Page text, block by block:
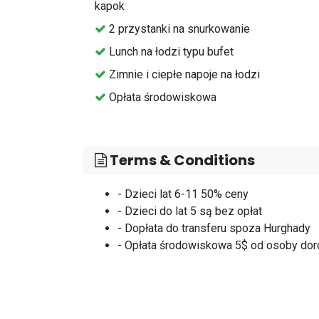
kapok
⁠2 przystanki na snurkowanie
Lunch na łodzi typu bufet
⁠Zimnie i ciepłe napoje na łodzi
⁠Opłata środowiskowa
Terms & Conditions
- Dzieci lat 6-11 50% ceny
- Dzieci do lat 5 są bez opłat
- Dopłata do transferu spoza Hurghady
- Opłata środowiskowa 5$ od osoby